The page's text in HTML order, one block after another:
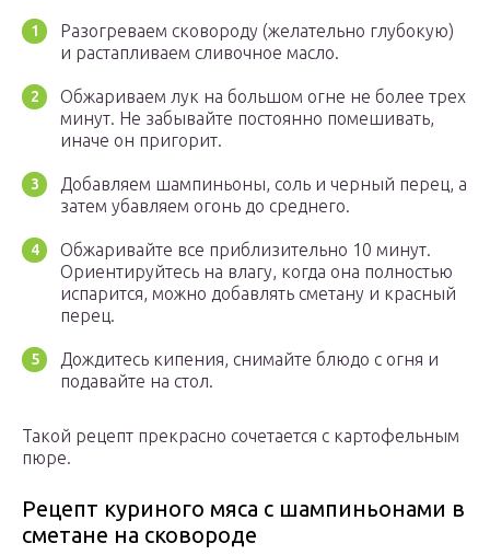
Разогреваем сковороду (желательно глубокую)
и растапливаем сливочное масло.
Обжариваем лук на большом огне не более трех
минут. Не забывайте постоянно помешивать,
иначе он пригорит.
Добавляем шампиньоны, соль и черный перец, а
затем убавляем огонь до среднего.
Обжаривайте все приблизительно 10 минут.
Ориентируйтесь на влагу, когда она полностью
испарится, можно добавлять сметану и красный
перец.
Дождитесь кипения, снимайте блюдо с огня и
подавайте на стол.
Такой рецепт прекрасно сочетается с картофельным
пюре.
Рецепт куриного мяса с шампиньонами в
сметане на сковороде